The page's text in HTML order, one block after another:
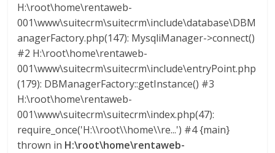
H:\root\home\rentaweb-
001\www\suitecrm\suitecrm\include\database\DBM
anagerFactory.php(147): MysqliManager->connect()
#2 H:\root\home\rentaweb-
001\www\suitecrm\suitecrm\include\entryPoint.php
(179): DBManagerFactory::getInstance() #3
H:\root\home\rentaweb-
001\www\suitecrm\suitecrm\index.php(47):
require_once('H:\\root\\home\\re...') #4 {main}
thrown in H:\root\home\rentaweb-